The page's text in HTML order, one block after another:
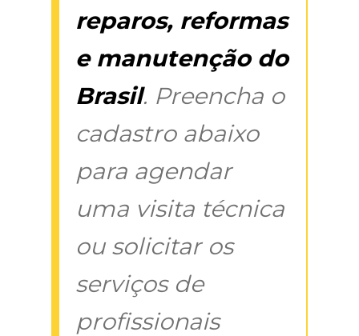
reparos, reformas
e manutenção do
Brasil. Preencha o
cadastro abaixo
para agendar
uma visita técnica
ou solicitar os
serviços de
profissionais